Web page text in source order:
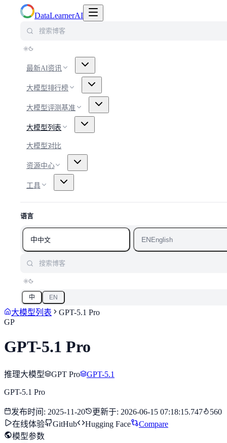
DataLearnerAI
最新AI资讯
大模型排行榜
大模型评测基准
大模型列表
大模型对比
资源中心
工具
语言
中中文 ENEnglish
中 EN
大模型列表
GPT-5.1 Pro
GP
GPT-5.1 Pro
推理大模型 GPT Pro GPT-5.1
GPT-5.1 Pro
发布时间 : 2025-11-20 更新于: 2026-06-15 07:18:15.747
560
在线体验
GitHub Hugging Face
Compare
模型参数